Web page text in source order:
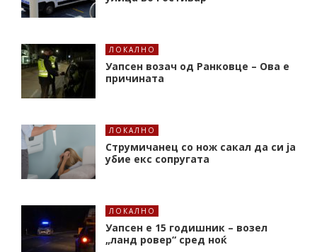
ЛОКАЛНО
Уапсен возач од Ранковце – Ова е
причината
ЛОКАЛНО
Струмичанец со нож сакал да си ја
убие екс сопругата
ЛОКАЛНО
Уапсен е 15 годишник – возел
„ланд ровер“ сред ноќ